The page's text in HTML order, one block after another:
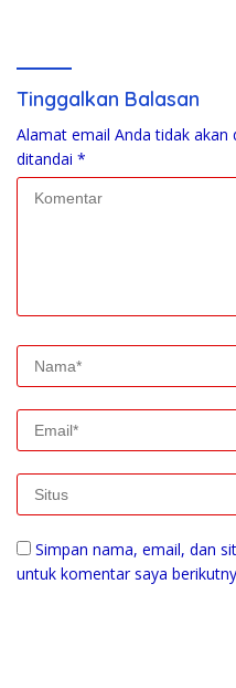
Tinggalkan Balasan
Alamat email Anda tidak akan
ditandai *
Simpan nama, email, dan
untuk komentar saya